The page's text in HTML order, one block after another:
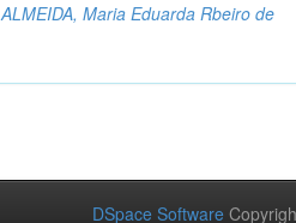
ALMEIDA, Maria Eduarda Rbeiro de
DSpace Software